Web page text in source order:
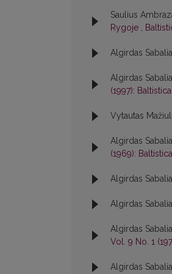
Saulius
Rygoje ,
Algirdas
Algirdas
(1997): Baltistica
Vytautas
Algirdas
(1969): Baltistica
Algirdas
Algirdas
Algirdas
Vol. 9 No. 1
Algirdas